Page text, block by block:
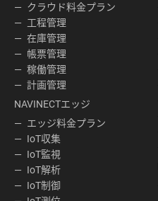
クラウド料金プラン
工程管理
在庫管理
帳票管理
稼働管理
計画管理
NAVINECTエッジ
エッジ料金プラン
IoT収集
IoT監視
IoT解析
IoT制御